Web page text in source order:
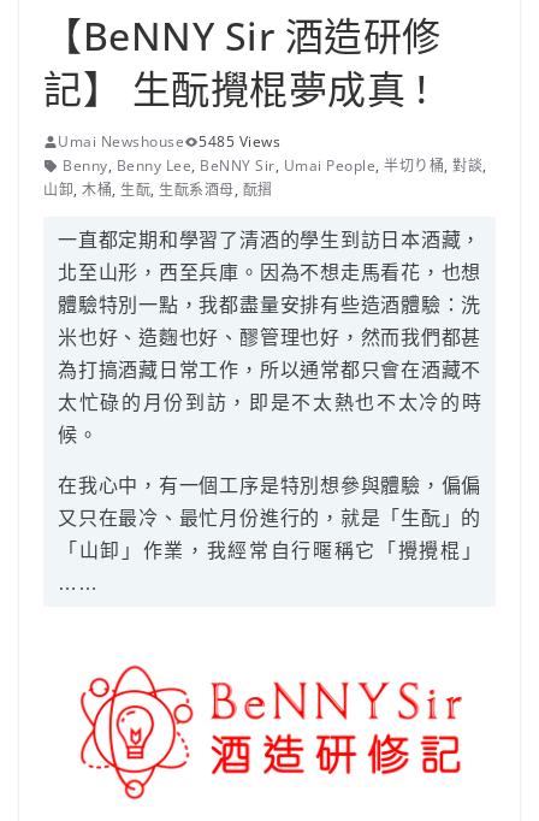
【BeNNY Sir 酒造研修
記】 生酛攪棍夢成真 !
Umai Newshouse
5485 Views
Benny, Benny Lee, BeNNY Sir, Umai People, 半切り桶, 對談,
山卸, 木桶, 生酛, 生酛系酒母, 酛摺
一直都定期和學習了清酒的學生到訪日本酒藏，
北至山形，西至兵庫。因為不想走馬看花，也想
體驗特別一點，我都盡量安排有些造酒體驗：洗
米也好、造麴也好、醪管理也好，然而我們都甚
為打搞酒藏日常工作，所以通常都只會在酒藏不
太忙碌的月份到訪，即是不太熱也不太冷的時
候。
在我心中，有一個工序是特別想參與體驗，偏偏
又只在最冷、最忙月份進行的，就是「生酛」的
「山卸」作業，我經常自行暱稱它「攪攪棍」
……